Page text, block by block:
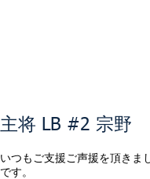
主将 LB #2 宗野
いつもご支援ご声援を頂きま
です。